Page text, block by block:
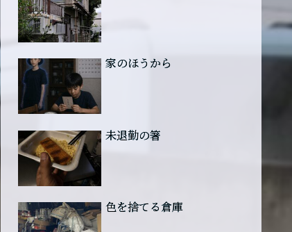
家のほうから
未退勤の箸
色を捨てる倉庫